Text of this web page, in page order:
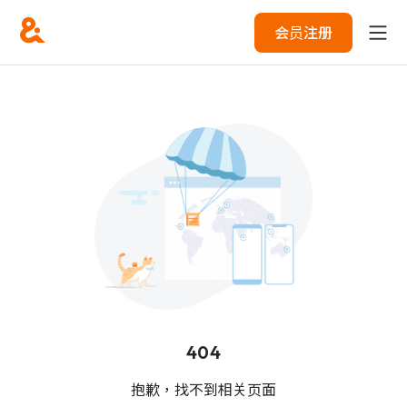
会员注册
404
抱歉，找不到相关页面